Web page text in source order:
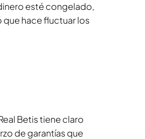
esté congelado,
hace fluctuar los
Betis tiene claro
de garantías que